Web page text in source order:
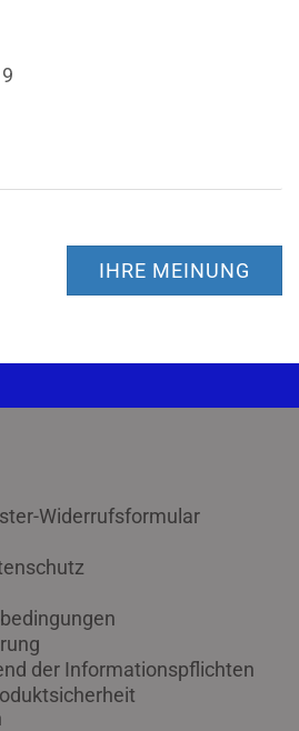
IHRE MEINUNG
Widerrufsformular
der Informationspflichten